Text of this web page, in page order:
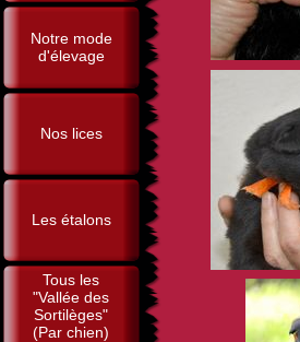
Notre mode
d'élevage
Nos lices
Les étalons
Tous les
"Vallée des
Sortilèges"
(Par chien)